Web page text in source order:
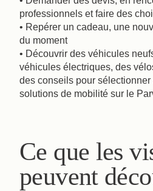
professionnels et faire des
• Repérer un cadeau, une
du moment
• Découvrir des véhicules
véhicules électriques, des
des conseils pour
solutions de mobilité sur le
Ce que les
peuvent